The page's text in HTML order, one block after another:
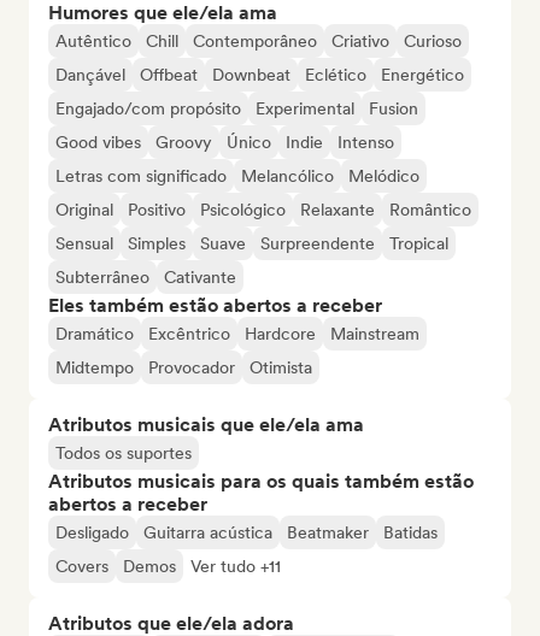
Humores que ele/ela ama
Autêntico Chill Contemporâneo Criativo
Curioso
Dançável
Offbeat Downbeat Eclético
Energético
Engajado/com propósito
Experimental
Fusion
Good vibes
Groovy Único Indie
Intenso
Letras com significado
Melancólico
Melódico
Original
Positivo Psicológico Relaxante
Romântico
Sensual
Simples Suave Surpreendente
Tropical
Subterrâneo
Cativante
Eles também estão abertos a receber
Dramático Excêntrico Hardcore
Mainstream
Midtempo
Provocador Otimista
Atributos musicais que ele/ela ama
Todos os suportes
Atributos musicais para os quais também estão
abertos a receber
Desligado Guitarra acústica Beatmaker
Batidas
Covers
Demos Ver tudo +11
Atributos que ele/ela adora